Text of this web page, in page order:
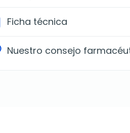
Ficha técnica
Nuestro consejo